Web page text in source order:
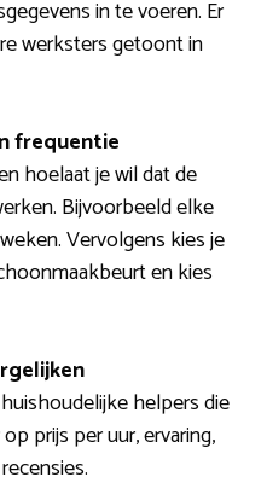
in te voeren. Er
werksters getoont in
frequentie
hoelaat je wil dat de
Bijvoorbeeld elke
Vervolgens kies je
en kies
helpers die
prijs per uur, ervaring,